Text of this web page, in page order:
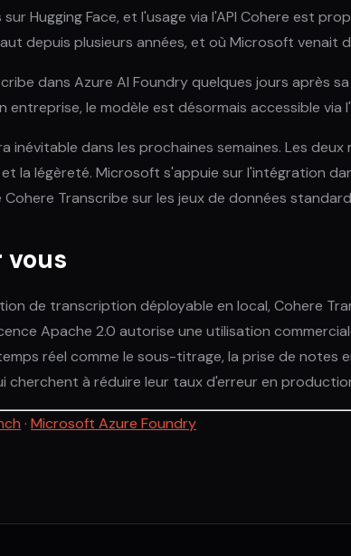
Hugging Face, et l'usage via l'API Cohere est
depuis plusieurs années, et où Microsoft venait
dans Azure AI Foundry quelques jours après
le modèle est désormais accessible
inévitable dans les prochaines semaines. Les
la légèreté. Microsoft s'appuie sur l'intégration
Transcribe sur les jeux de données
vous
de transcription déployable en local, Cohere
Apache 2.0 autorise une utilisation
réel comme le sous-titrage, la prise de
cherchent à réduire leur taux d'erreur en
· Microsoft Azure Foundry